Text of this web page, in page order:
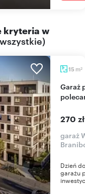
kryteria w
)
15 m2
Garaż podziemny 15 m² w centrum Wrocławia
270
garaż
Dzień
garażu